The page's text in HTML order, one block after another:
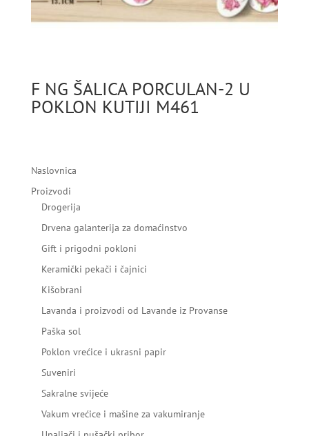
F NG ŠALICA PORCULAN-2 U
POKLON KUTIJI M461
Naslovnica
Proizvodi
Drogerija
Drvena galanterija za domaćinstvo
Gift i prigodni pokloni
Keramički pekači i čajnici
Kišobrani
Lavanda i proizvodi od Lavande iz Provanse
Paška sol
Poklon vrećice i ukrasni papir
Suveniri
Sakralne svijeće
Vakum vrećice i mašine za vakumiranje